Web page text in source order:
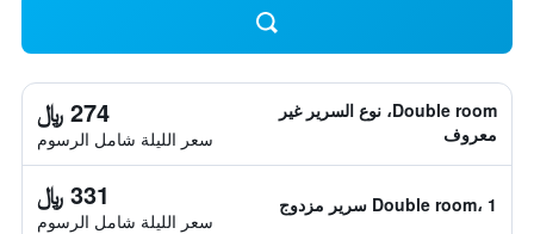
Double room، نوع السرير غير
معروف
274 ﷼
سعر الليلة شامل الرسوم
Double room، 1 سرير مزدوج 331 ﷼
سعر الليلة شامل الرسوم